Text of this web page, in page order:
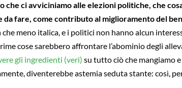
che ci avviciniamo alle elezioni politiche, che
da fare, come contributo al miglioramento del
che meno italica, e i politici non hanno alcun
cose sarebbero affrontare l’abominio degli
gli ingredienti (veri) su tutto ciò che mangiamo
diventerebbe astemia seduta stante: così,